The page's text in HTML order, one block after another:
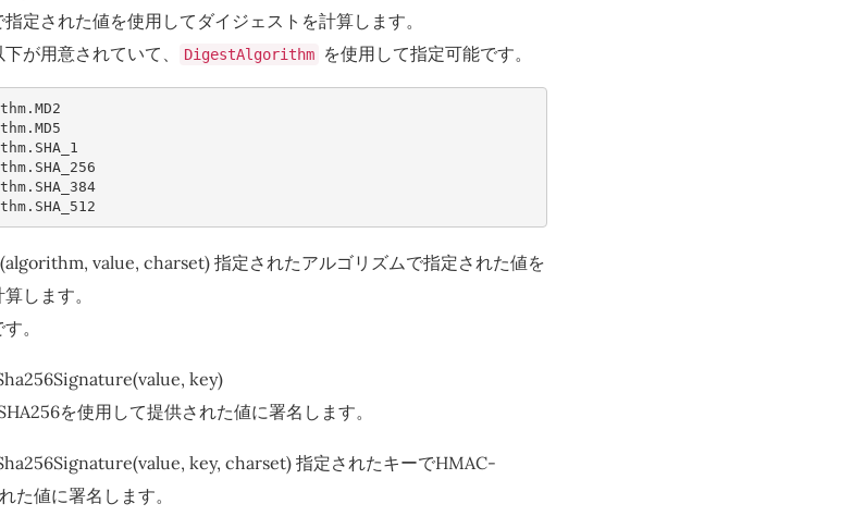
定された値を使用してダイジェストを計算します。
が用意されていて、
DigestAlgorithm を使用して指定可能です。
. MD2
. MD5
. SHA_1
. SHA_256
. SHA_384
. SHA_512
value, charset) 指定されたアルゴリズムで指定された値を
します。
。
key)
を使用して提供された値に署名します。
key, charset) 指定されたキーでHMAC-
た値に署名します。